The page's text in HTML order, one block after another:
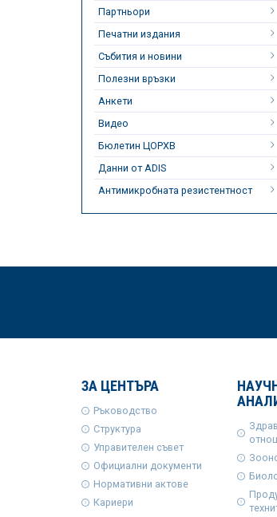
Партньори
Печатни издания
Събития и новини
Полезни връзки
Анкети
Видео
Бюлетин ЦОРХВ
Данни от ADIS
Антимикробната резистентност
ЗА ЦЕНТЪРА
Ръководство
Структура
Управителен съвет
Официални документи
Нормативни актове
Кариери